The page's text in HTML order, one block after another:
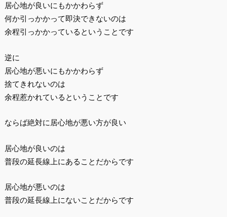
居心地が良いにもかかわらず
何か引っかかって即決できないのは
余程引っかかっているということです
逆に
居心地が悪いにもかかわらず
捨てきれないのは
余程惹かれているということです
ならば絶対に居心地が悪い方が良い
居心地が良いのは
普段の延長線上にあることだからです
居心地が悪いのは
普段の延長線上にないことだからです